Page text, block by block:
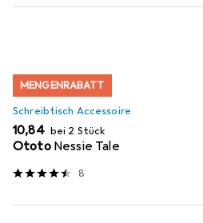
MENGENRABATT
Schreibtisch Accessoire
EUR
10,84 bei 2 Stück
Ototo Nessie Tale
8